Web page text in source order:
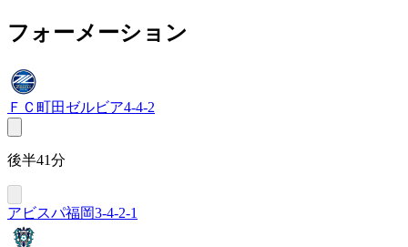
フォーメーション
ＦＣ町田ゼルビア4-4-2
後半41分
アビスパ福岡3-4-2-1